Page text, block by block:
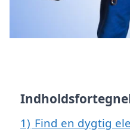
1) Find en dygtig